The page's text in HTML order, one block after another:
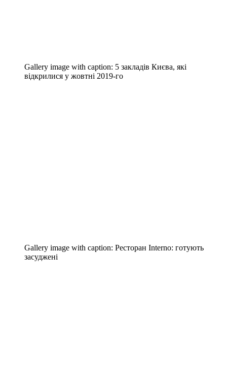
Gallery image with caption: 5 закладів Києва, які
відкрилися у жовтні 2019-го
Gallery image with caption: Ресторан Interno: готують
засуджені